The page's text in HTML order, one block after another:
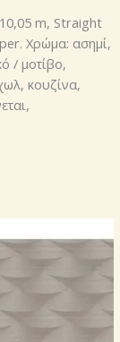
m, Straight
Χρώμα: ασημί,
/ μοτίβο,
κουζίνα,